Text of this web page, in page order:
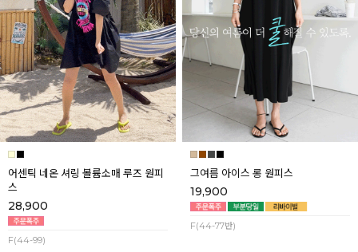
어센틱 네온 셔링 볼륨소매 루즈 원피
스
28,900
F(44-99)
그여름 아이스 롱 원피스
19,900
F(44-77반)